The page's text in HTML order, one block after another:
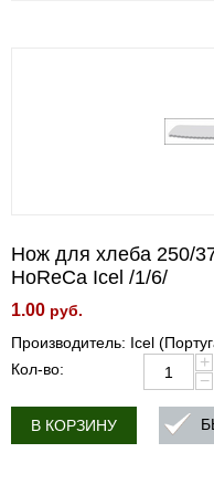
Нож для хлеба 250/
HoReCa Icel /1/6/
1.00 руб.
Производитель: Icel
Кол-во:
+
−
В КОРЗИНУ